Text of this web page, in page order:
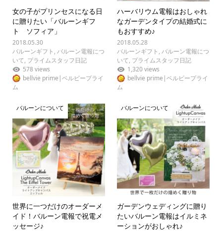
女の子がプリンセスになる日
に贈りたい「バルーンギフ
ト ソフィア」
2018.05.30
バルーンギフト , バルーン電報につ
いて, プライムスタッフ日記
578 views
bellvie prime|ベルビープライ
ム
ハーバリウム電報はおしゃれ
なガーデンタイプの結婚式に
もおすすめ♪
2018.05.28
バルーンギフト ,バルーン電報につ
いて, プライムスタッフ日記
1,320 views
bellvie prime|ベルビープライ
ム
バルーンについて
世界に一つだけのオーダーメ
イド！バルーン電報で祝電メ
ッセージ♪
バルーンについて
ガーデンウェディングに贈り
たいバルーン電報はイルミネ
ーションがおしゃれ♪